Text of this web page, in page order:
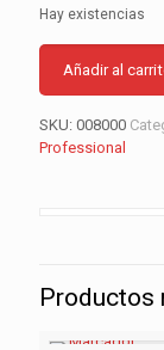
Hay existencias
Añadir al
SKU: 008000
Professional
Productos